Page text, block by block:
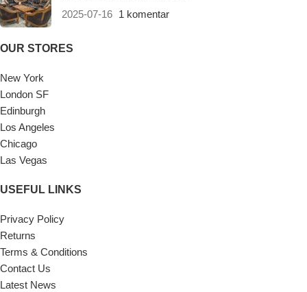
2025-07-16 1 komentar
OUR STORES
New York
London SF
Edinburgh
Los Angeles
Chicago
Las Vegas
USEFUL LINKS
Privacy Policy
Returns
Terms & Conditions
Contact Us
Latest News